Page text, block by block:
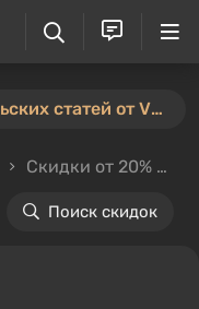
⚡️ Новый конкурс пользовательских статей от VGTimes — участвуйте тут ⚡️
Скидки от 20%
Поиск скидок